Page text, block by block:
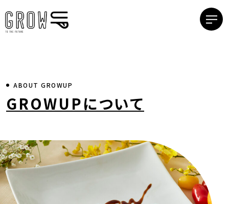
ABOUT GROWUP
GROWUPについて